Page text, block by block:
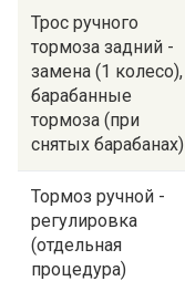
Трос ручного
тормоза задний -
замена (1 колесо),
барабанные
тормоза (при
снятых барабанах)
Тормоз ручной -
регулировка
(отдельная
процедура)